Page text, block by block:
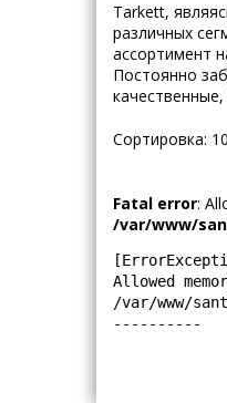
Tarkett,
различных
ассортимент
Постоянно
Сортировка:
Fatal error:
/var/www/
Allowed
/var/www/